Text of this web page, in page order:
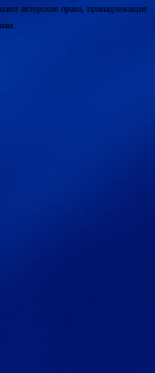
авторские права, принадлежащие